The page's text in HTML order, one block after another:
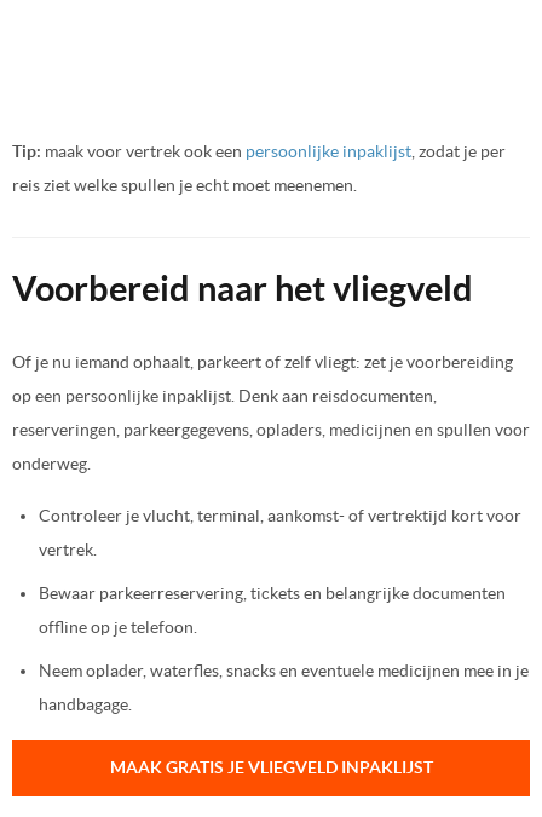
Tip: maak voor vertrek ook een persoonlijke inpaklijst , zodat je per
reis ziet welke spullen je echt moet meenemen.
Voorbereid naar het vliegveld
Of je nu iemand ophaalt, parkeert of zelf vliegt: zet je voorbereiding
op een persoonlijke inpaklijst. Denk aan reisdocumenten,
reserveringen, parkeergegevens, opladers, medicijnen en spullen voor
onderweg.
Controleer je vlucht, terminal, aankomst- of vertrektijd kort voor
vertrek.
Bewaar parkeerreservering, tickets en belangrijke documenten
offline op je telefoon.
Neem oplader, waterfles, snacks en eventuele medicijnen mee in je
handbagage.
MAAK GRATIS JE VLIEGVELD INPAKLIJST